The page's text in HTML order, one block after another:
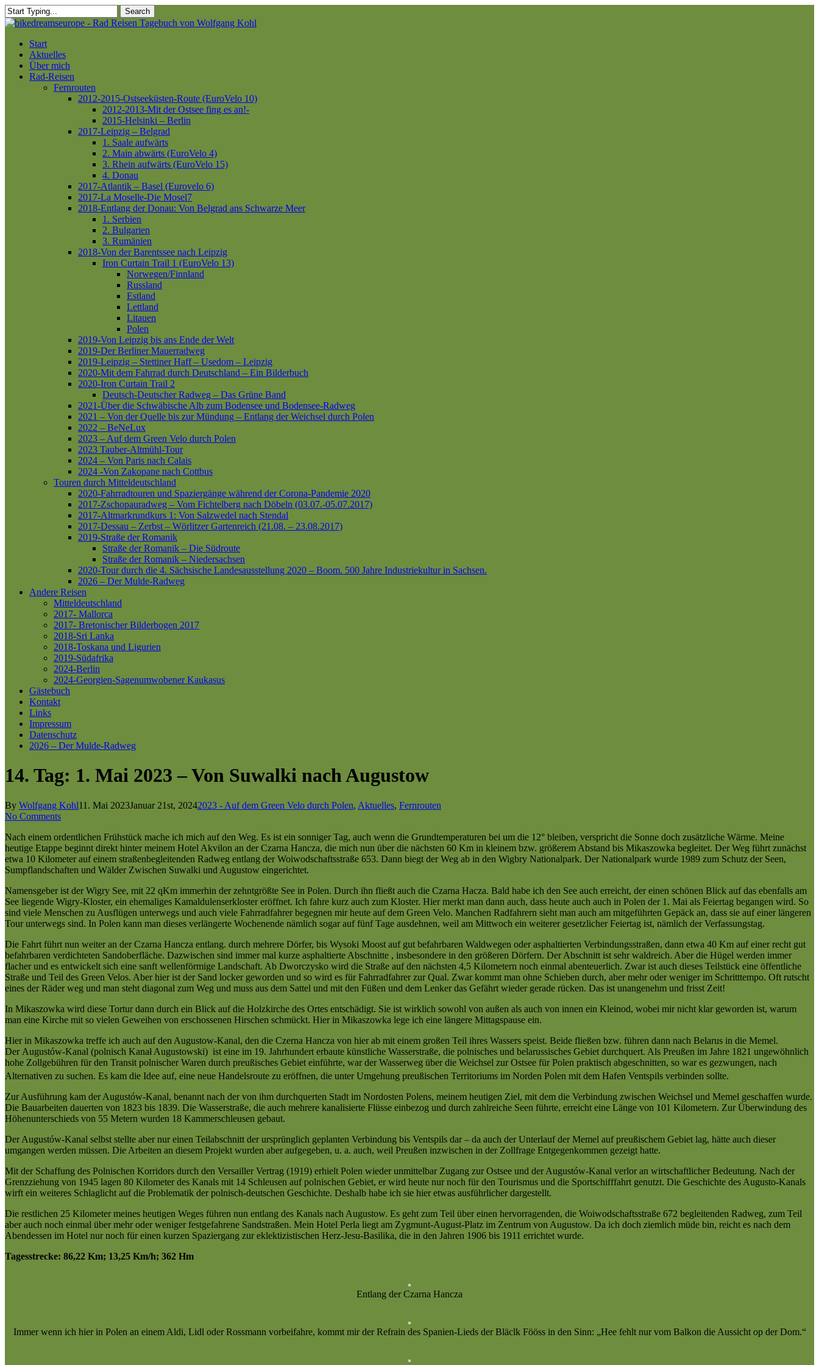
Skip
to
content
Search
Close
Menu
Start
Aktuelles
Über mich
Rad-Reisen
Fernrouten
2012-2015-Ostseeküsten-Route (EuroVelo 10)
2012-2013-Mit der Ostsee fing es an!-
2015-Helsinki – Berlin
2017-Leipzig – Belgrad
1. Saale aufwärts
2. Main abwärts (EuroVelo 4)
3. Rhein aufwärts (EuroVelo 15)
4. Donau
2017-Atlantik – Basel (Eurovelo 6)
2017-La Moselle-Die Mosel7
2018-Entlang der Donau: Von Belgrad ans Schwarze Meer
1. Serbien
2. Bulgarien
3. Rumänien
2018-Von der Barentssee nach Leipzig
Iron Curtain Trail 1 (EuroVelo 13)
Norwegen/Finnland
Russland
Estland
Lettland
Litauen
Polen
2019-Von Leipzig bis ans Ende der Welt
2019-Der Berliner Mauerradweg
2019-Leipzig – Stettiner Haff – Usedom – Leipzig
2020-Mit dem Fahrrad durch Deutschland – Ein Bilderbuch
2020-Iron Curtain Trail 2
Deutsch-Deutscher Radweg – Das Grüne Band
2021-Über die Schwäbische Alb zum Bodensee und Bodensee-Radweg
2021 – Von der Quelle bis zur Mündung – Entlang der Weichsel durch Polen
2022 – BeNeLux
2023 – Auf dem Green Velo durch Polen
2023 Tauber-Altmühl-Tour
2024 – Von Paris nach Calais
2024 -Von Zakopane nach Cottbus
Touren durch Mitteldeutschland
2020-Fahrradtouren und Spaziergänge während der Corona-Pandemie 2020
2017-Zschopauradweg – Vom Fichtelberg nach Döbeln (03.07.-05.07.2017)
2017-Altmarkrundkurs 1: Von Salzwedel nach Stendal
2017-Dessau – Zerbst – Wörlitzer Gartenreich (21.08. – 23.08.2017)
2019-Straße der Romanik
Straße der Romanik – Die Südroute
Straße der Romanik – Niedersachsen
2020-Tour durch die 4. Sächsische Landesausstellung 2020 – Boom. 500 Jahre Industriekultur in Sachsen.
2026 – Der Mulde-Radweg
Andere Reisen
Mitteldeutschland
2017- Mallorca
2017- Bretonischer Bilderbogen 2017
2018-Sri Lanka
2018-Toskana und Ligurien
2019-Südafrika
2024-Berlin
2024-Georgien-Sagenumwobener Kaukasus
Gästebuch
Kontakt
Links
Impressum
Datenschutz
2026 – Der Mulde-Radweg
14. Tag: 1. Mai 2023 – Von Suwalki nach Augustow
By Wolfgang Kohl11. Mai 2023Januar 21st, 20242023 - Auf dem Green Velo durch Polen, Aktuelles, Fernrouten
No Comments
Nach einem ordentlichen Frühstück mache ich mich auf den Weg. Es ist ein sonniger Tag, auch wenn die Grundtemperaturen bei um die 12° bleiben, verspricht die Sonne doch zusätzliche Wärme. Meine
heutige Etappe beginnt direkt hinter meinem Hotel Akvilon an der Czarna Hancza, die mich nun über die nächsten 60 Km in kleinem bzw. größerem Abstand bis Mikaszowka begleitet. Der Weg führt zunächst
etwa 10 Kilometer auf einem straßenbegleitenden Radweg entlang der Woiwodschaftsstraße 653. Dann biegt der Weg ab in den Wigbry Nationalpark. Der Nationalpark wurde 1989 zum Schutz der Seen,
Sumpflandschaften und Wälder Zwischen Suwalki und Augustow eingerichtet.
Namensgeber ist der Wigry See, mit 22 qKm immerhin der zehntgrößte See in Polen. Durch ihn fließt auch die Czarna Hacza. Bald habe ich den See auch erreicht, der einen schönen Blick auf das ebenfalls am
See liegende Wigry-Kloster, ein ehemaliges Kamaldulenserkloster eröffnet. Ich fahre kurz auch zum Kloster. Hier merkt man dann auch, dass heute auch auch in Polen der 1. Mai als Feiertag begangen wird. So
sind viele Menschen zu Ausflügen unterwegs und auch viele Fahrradfahrer begegnen mir heute auf dem Green Velo. Manchen Radfahrern sieht man auch am mitgeführten Gepäck an, dass sie auf einer längeren
Tour unterwegs sind. In Polen kann man dieses verlängerte Wochenende nämlich sogar auf fünf Tage ausdehnen, weil am Mittwoch ein weiterer gesetzlicher Feiertag ist, nämlich der Verfassungstag.
Die Fahrt führt nun weiter an der Czarna Hancza entlang. durch mehrere Dörfer, bis Wysoki Moost auf gut befahrbaren Waldwegen oder asphaltierten Verbindungsstraßen, dann etwa 40 Km auf einer recht gut
befahrbaren verdichteten Sandoberfläche. Dazwischen sind immer mal kurze asphaltierte Abschnitte , insbesondere in den größeren Dörfern. Der Abschnitt ist sehr waldreich. Aber die Hügel werden immer
flacher und es entwickelt sich eine sanft wellenförmige Landschaft. Ab Dworczysko wird die Straße auf den nächsten 4,5 Kilometern noch einmal abenteuerlich. Zwar ist auch dieses Teilstück eine öffentliche
Straße und Teil des Green Velos. Aber hier ist der Sand locker geworden und so wird es für Fahrradfahrer zur Qual. Zwar kommt man ohne Schieben durch, aber mehr oder weniger im Schritttempo. Oft rutscht
eines der Räder weg und man steht diagonal zum Weg und muss aus dem Sattel und mit den Füßen und dem Lenker das Gefährt wieder gerade rücken. Das ist unangenehm und frisst Zeit!
In Mikaszowka wird diese Tortur dann durch ein Blick auf die Holzkirche des Ortes entschädigt. Sie ist wirklich sowohl von außen als auch von innen ein Kleinod, wobei mir nicht klar geworden ist, warum
man eine Kirche mit so vielen Geweihen von erschossenen Hirschen schmückt. Hier in Mikaszowka lege ich eine längere Mittagspause ein.
Hier in Mikaszowka treffe ich auch auf den Augustow-Kanal, den die Czerna Hancza von hier ab mit einem großen Teil ihres Wassers speist. Beide fließen bzw. führen dann nach Belarus in die Memel.
Der Augustów-Kanal (polnisch Kanał Augustowski) ist eine im 19. Jahrhundert erbaute künstliche Wasserstraße, die polnisches und belarussisches Gebiet durchquert. Als Preußen im Jahre 1821 ungewöhnlich
hohe Zollgebühren für den Transit polnischer Waren durch preußisches Gebiet einführte, war der Wasserweg über die Weichsel zur Ostsee für Polen praktisch abgeschnitten, so war es gezwungen, nach
Alternativen zu suchen. Es kam die Idee auf, eine neue Handelsroute zu eröffnen, die unter Umgehung preußischen Territoriums im Norden Polen mit dem Hafen Ventspils verbinden sollte.
Zur Ausführung kam der Augustów-Kanal, benannt nach der von ihm durchquerten Stadt im Nordosten Polens, meinem heutigen Ziel, mit dem die Verbindung zwischen Weichsel und Memel geschaffen wurde.
Die Bauarbeiten dauerten von 1823 bis 1839. Die Wasserstraße, die auch mehrere kanalisierte Flüsse einbezog und durch zahlreiche Seen führte, erreicht eine Länge von 101 Kilometern. Zur Überwindung des
Höhenunterschieds von 55 Metern wurden 18 Kammerschleusen gebaut.
Der Augustów-Kanal selbst stellte aber nur einen Teilabschnitt der ursprünglich geplanten Verbindung bis Ventspils dar – da auch der Unterlauf der Memel auf preußischem Gebiet lag, hätte auch dieser
umgangen werden müssen. Die Arbeiten an diesem Projekt wurden aber aufgegeben, u. a. auch, weil Preußen inzwischen in der Zollfrage Entgegenkommen gezeigt hatte.
Mit der Schaffung des Polnischen Korridors durch den Versailler Vertrag (1919) erhielt Polen wieder unmittelbar Zugang zur Ostsee und der Augustów-Kanal verlor an wirtschaftlicher Bedeutung. Nach der
Grenzziehung von 1945 lagen 80 Kilometer des Kanals mit 14 Schleusen auf polnischen Gebiet, er wird heute nur noch für den Tourismus und die Sportschifffahrt genutzt. Die Geschichte des Augusto-Kanals
wirft ein weiteres Schlaglicht auf die Problematik der polnisch-deutschen Geschichte. Deshalb habe ich sie hier etwas ausführlicher dargestellt.
Die restlichen 25 Kilometer meines heutigen Weges führen nun entlang des Kanals nach Augustow. Es geht zum Teil über einen hervorragenden, die Woiwodschaftsstraße 672 begleitenden Radweg, zum Teil
aber auch noch einmal über mehr oder weniger festgefahrene Sandstraßen. Mein Hotel Perla liegt am Zygmunt-August-Platz im Zentrum von Augustow. Da ich doch ziemlich müde bin, reicht es nach dem
Abendessen im Hotel nur noch für einen kurzen Spaziergang zur eklektizistischen Herz-Jesu-Basilika, die in den Jahren 1906 bis 1911 errichtet wurde.
Tagesstrecke: 86,22 Km; 13,25 Km/h; 362 Hm
Entlang der Czarna Hancza
Immer wenn ich hier in Polen an einem Aldi, Lidl oder Rossmann vorbeifahre, kommt mir der Refrain des Spanien-Lieds der Bläclk Fööss in den Sinn: „Hee fehlt nur vom Balkon die Aussicht op der Dom.“